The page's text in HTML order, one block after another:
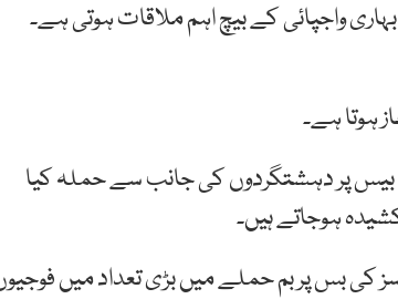
اٹل بہاری واجپائی کے بیچ اہم ملاقات ہوتی ہے۔
کی بیس پر دہشتگردوں کی جانب سے حملہ کیا
ہوجاتے ہیں۔
فورسز کی بس پر بم حملے میں بڑی تعداد میں